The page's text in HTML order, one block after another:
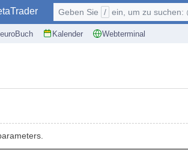
Kalender Webterminal
Geben Sie / ein, um zu suchen: @user,